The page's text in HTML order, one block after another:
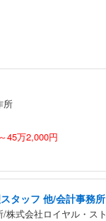
所
45万2,000円
タッフ 他/会計事務
株式会社ロイヤル・ス